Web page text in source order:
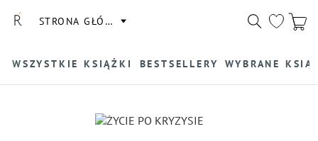
STRONA GŁÓWNA
WSZYSTKIE KSIĄŻKI BESTSELLERY WYBRANE